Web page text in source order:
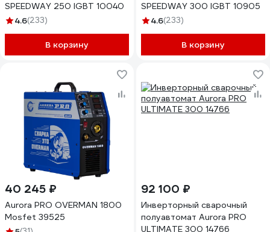
SPEEDWAY 250 IGBT 10040
4.6(233)
В корзину
SPEEDWAY 300 IGBT 10905
4.6(233)
В корзину
40 245 ₽
Aurora PRO OVERMAN 1800
Mosfet 39525
92 100 ₽
Инверторный сварочный
полуавтомат Aurora PRO
ULTIMATE 300 14766